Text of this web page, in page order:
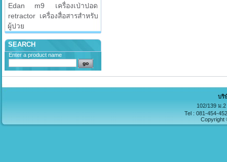
Edan m9
เครื่องเป่าปอด
retractor เครื่องสื่อสารสำหรับ
ผู้ปวย
SEARCH
Enter a product name
บริ
102/139 ม
Tel : 081-454-
Copyright